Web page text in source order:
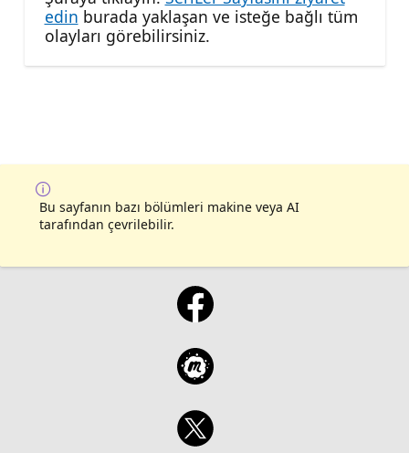
edin burada yaklaşan ve isteğe bağlı tüm
olayları görebilirsiniz.
Bu sayfanın bazı bölümleri makine veya AI
tarafından çevrilebilir.